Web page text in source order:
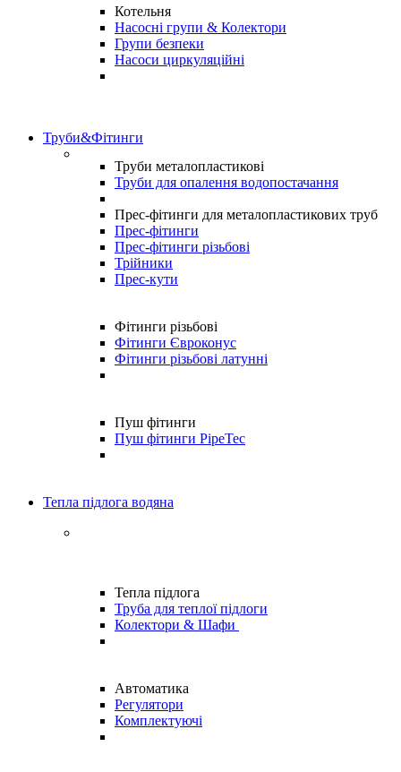
Котельня
Насосні групи & Колектори
Групи безпеки
Насоси циркуляційні
Труби&Фітинги
Труби металопластикові
Труби для опалення водопостачання
Прес-фітинги для металопластикових труб
Прес-фітинги
Прес-фітинги різьбові
Трійники
Прес-кути
Фітинги різьбові
Фітинги Євроконус
Фітинги різьбові латунні
Пуш фітинги
Пуш фітинги PipeTec
Тепла підлога водяна
Тепла підлога
Труба для теплої підлоги
Колектори & Шафи
Автоматика
Регулятори
Комплектуючі